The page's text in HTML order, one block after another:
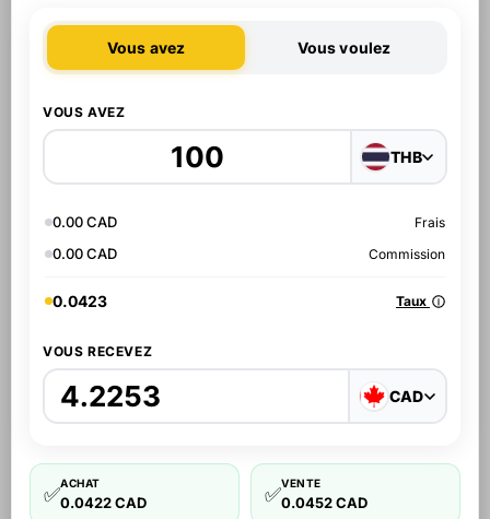
Vous avez Vous voulez
VOUS AVEZ
THB
0.00 CAD Frais
0.00 CAD Commission
0.0423 Taux
VOUS RECEVEZ
CAD
✅ACHAT
0.0422 CAD ✅VENTE
0.0452 CAD